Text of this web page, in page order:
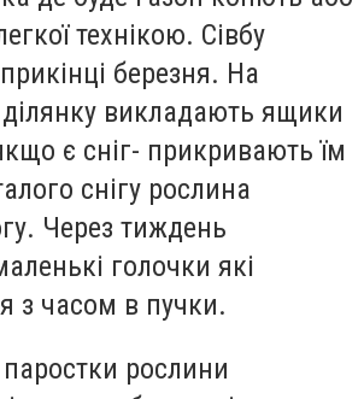
технікою. Сівбу
березня. На
ділянку викладають ящики
є сніг- прикривають їм
снігу рослина
Через тиждень
голочки які
з часом в пучки.
рослини